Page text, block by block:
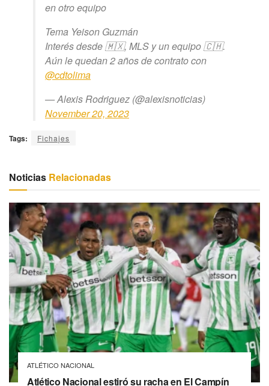
en otro equipo
Tema Yeison Guzmán
Interés desde 🇲🇽, MLS y un equipo 🇨🇭.
Aún le quedan 2 años de contrato con
@cdtolima
— Alexis Rodriguez (@alexisnoticias)
November 20, 2023
Tags: Fichajes
Noticias Relacionadas
ATLÉTICO NACIONAL
Atlético Nacional estiró su racha en El Campín